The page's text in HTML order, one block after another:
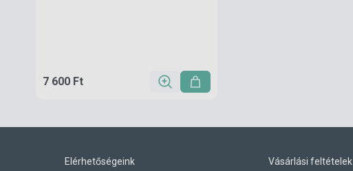
7 600 Ft
Elérhetőségeink Vásárlási feltételek